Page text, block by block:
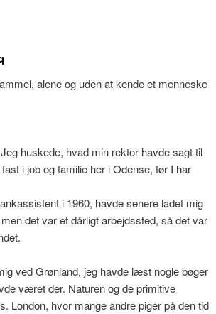
alene og uden at kende et menneske
huskede, hvad min rektor havde sagt til
i job og familie her i Odense, før I har
i 1960, havde senere ladet mig
det var et dårligt arbejdssted, så det var
ved Grønland, jeg havde læst nogle bøger
været der. Naturen og de primitive
London, hvor mange andre piger på den tid